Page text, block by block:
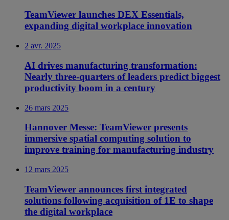
TeamViewer launches DEX Essentials,
expanding digital workplace innovation
2 avr. 2025
AI drives manufacturing transformation:
Nearly three-quarters of leaders predict biggest
productivity boom in a century
26 mars 2025
Hannover Messe: TeamViewer presents
immersive spatial computing solution to
improve training for manufacturing industry
12 mars 2025
TeamViewer announces first integrated
solutions following acquisition of 1E to shape
the digital workplace